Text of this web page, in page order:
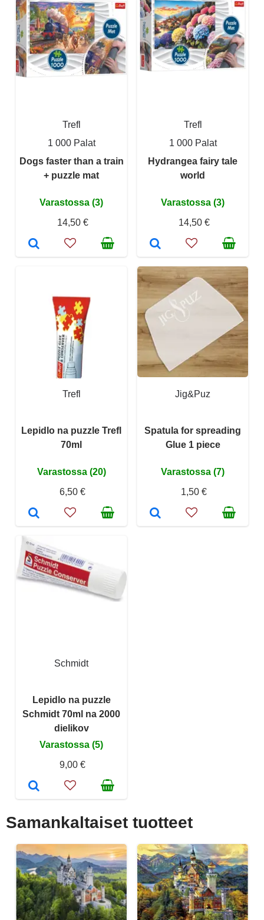
Trefl
1 000 Palat
Dogs faster than a train
+ puzzle mat
Varastossa (3)
14,50 €
Trefl
1 000 Palat
Hydrangea fairy tale
world
Varastossa (3)
14,50 €
Trefl
Lepidlo na puzzle Trefl
70ml
Varastossa (20)
6,50 €
Jig&Puz
Spatula for spreading
Glue 1 piece
Varastossa (7)
1,50 €
Schmidt
Lepidlo na puzzle
Schmidt 70ml na 2000
dielikov
Varastossa (5)
9,00 €
Samankaltaiset tuotteet